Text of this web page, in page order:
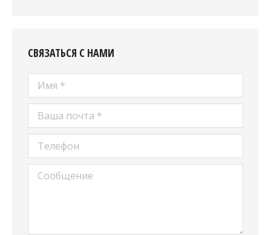
СВЯЗАТЬСЯ С НАМИ
Имя *
Ваша почта *
Телефон
Сообщение